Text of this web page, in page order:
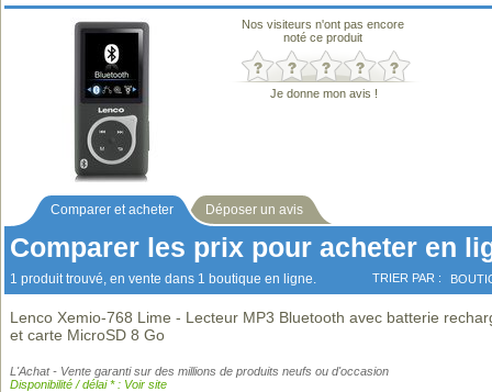
Nos visiteurs n'ont pas encore
noté ce produit
Je donne mon avis !
Comparer et acheter Déposer un avis
Comparer les prix pour acheter en
1 produit trouvé, en vente dans 1 boutique en ligne. TRIER PAR :
Lenco Xemio-768 Lime - Lecteur MP3 Bluetooth avec batterie
et carte MicroSD 8 Go
L'Achat - Vente garanti sur des millions de produits neufs ou d'occasion
Disponibilité / délai * : Voir site